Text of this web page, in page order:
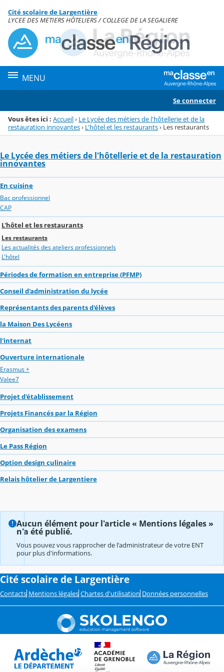
Menu de la rubrique
Contenu
Cité scolaire de Largentière
LYCEE DES METIERS HÔTELIERS / COLLEGE DE LA SEGALIERE
MENU
Se connecter
Vous êtes ici : Accueil› Le Lycée des métiers de l'hôtellerie et de la
restauration innovantes› L'hôtel et les restaurants› Les restaurants
Le Lycée des métiers de l'hôtellerie et de la restauration
innovantes
En cuisine
Bac professionnel
CAP
L'hôtel et les restaurants
Les restaurants
Les actualités des ateliers professionnels
L'hôtel
Périodes de formation en entreprise (PFMP)
Conseil d'administration du lycée
Représentants des parents d'élèves
la Maison Des Lycéens
l'internat
Ouverture internationale
Erasmus +
Valee7
Projet d'établissement
Projets Financés par la Région
Organisation des examens
Le Pass Région
Option design culinaire
Relais hôtelier de Largentiere
Aucun élément pour l'article « Mentions légales »
n'a été publié.
Vous pouvez vous rapprocher de l'administrateur de votre ENT
pour plus d'informations.
Cité scolaire de Largentière
Contacts Mentions légales Chartes d'utilisation Données personnelles